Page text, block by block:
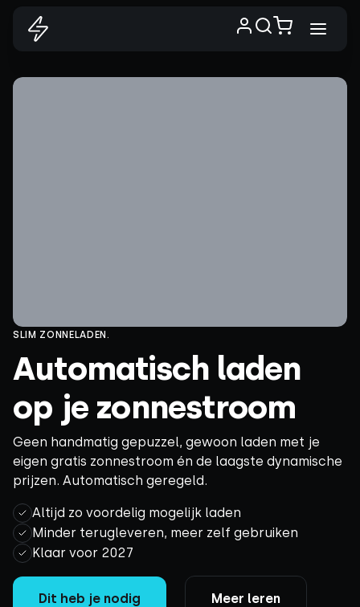
SLIM ZONNELADEN.
Automatisch laden
op je zonnestroom
Geen handmatig gepuzzel, gewoon laden met je
eigen gratis zonnestroom én de laagste dynamische
prijzen. Automatisch geregeld.
Altijd zo voordelig mogelijk laden
Minder terugleveren, meer zelf gebruiken
Klaar voor 2027
Dit heb je nodig Meer leren